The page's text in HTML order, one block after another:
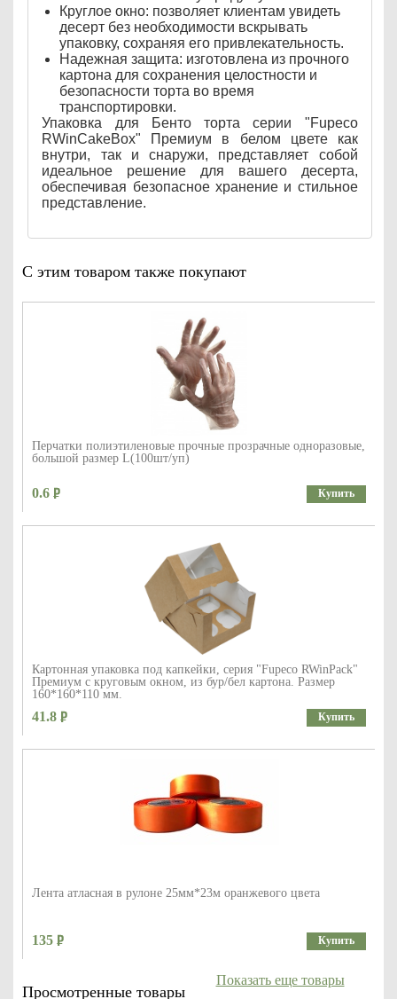
Круглое окно: позволяет клиентам увидеть
десерт без необходимости вскрывать
упаковку, сохраняя его привлекательность.
Надежная защита: изготовлена из прочного
картона для сохранения целостности и
безопасности торта во время
транспортировки.
Упаковка для Бенто торта серии "Fupeco
RWinCakeBox" Премиум в белом цвете как
внутри, так и снаружи, представляет собой
идеальное решение для вашего десерта,
обеспечивая безопасное хранение и стильное
представление.
С этим товаром также покупают
Перчатки полиэтиленовые прочные прозрачные одноразовые,
большой размер L(100шт/уп)
0.6 Купить
Картонная упаковка под капкейки, серия "Fupeco RWinPack"
Премиум с круговым окном, из бур/бел картона. Размер
160*160*110 мм.
41.8 Купить
Лента атласная в рулоне 25мм*23м оранжевого цвета
135 Купить
Просмотренные товары
Показать еще товары